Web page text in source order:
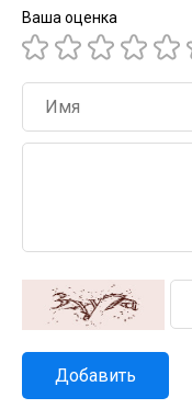
Ваша оценка
Добавить